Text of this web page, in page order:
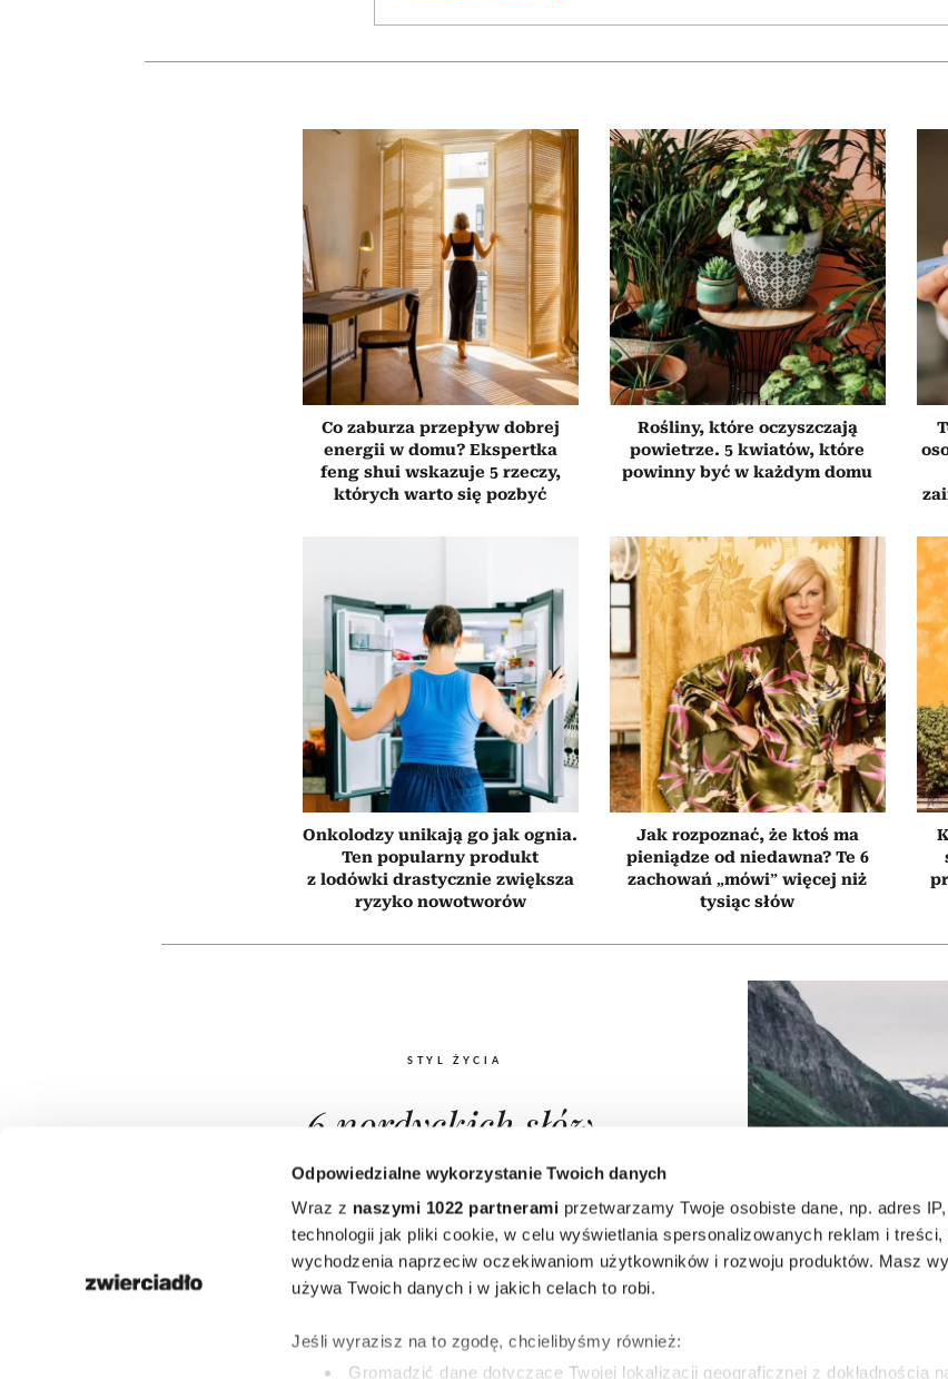
Odpowiedzialne wykorzystanie Twoich danych
Wraz z naszymi 1022 partnerami przetwarzamy Twoje osobiste dane, np. adres
technologii jak pliki cookie, w celu wyświetlania spersonalizowanych reklam i
wychodzenia naprzeciw oczekiwaniom użytkowników i rozwoju produktów. Masz
używa Twoich danych i w jakich celach to robi.
Jeśli wyrazisz na to zgodę, chcielibyśmy również:
Gromadzić dane dotyczące Twojej lokalizacji geograficznej z dokładnością
Co zaburza przepływ dobrej
energii w domu? Ekspertka
feng shui wskazuje 5 rzeczy,
których warto się pozbyć
Rośliny, które oczyszczają
powietrze. 5 kwiatów, które
powinny być w każdym domu
Onkolodzy unikają go jak ognia.
Ten popularny produkt
z lodówki drastycznie zwiększa
ryzyko nowotworów
Jak rozpoznać, że ktoś ma
pieniądze od niedawna? Te 6
zachowań „mówi” więcej niż
tysiąc słów
STYL ŻYCIA
6 nordyckich słów,
których brakuje w
języku polskim.
Opisują uczucia,
których